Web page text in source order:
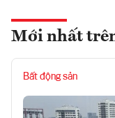
Mới nhất
Bất động sản